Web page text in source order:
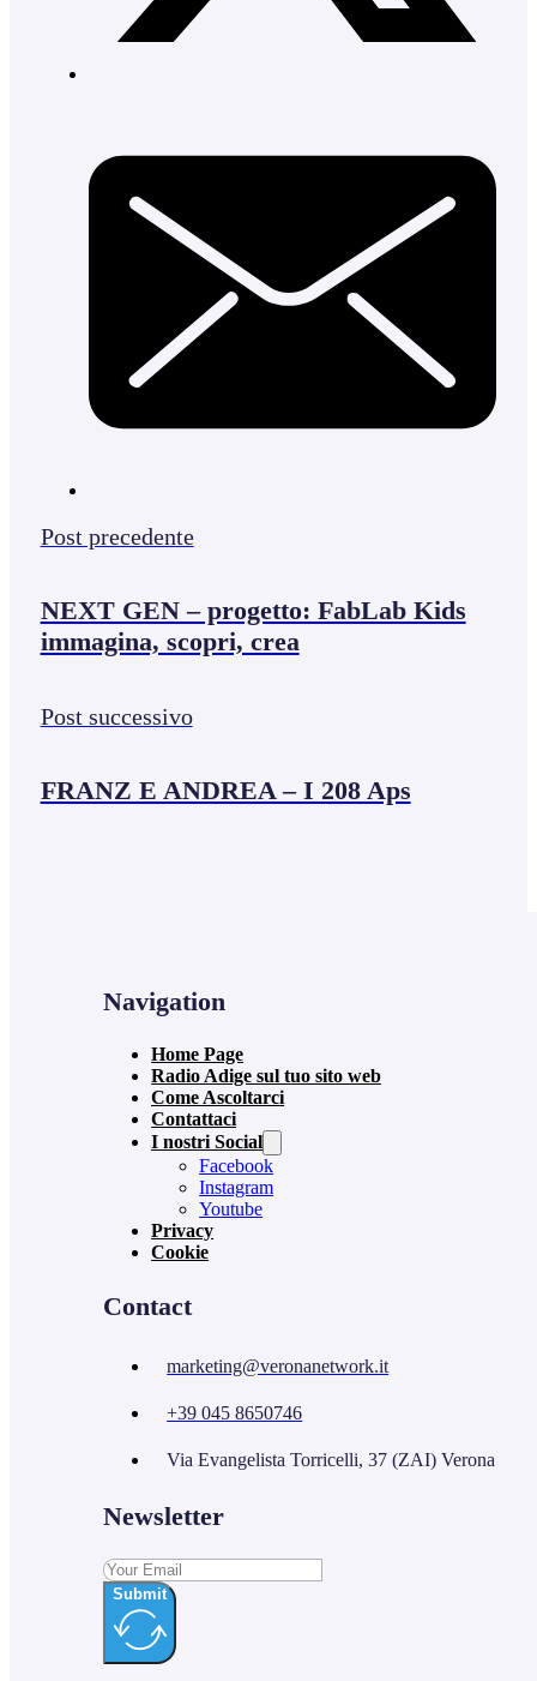
Post precedente
NEXT GEN – progetto: FabLab Kids
immagina, scopri, crea
Post successivo
FRANZ E ANDREA – I 208 Aps
Navigation
Home Page
Radio Adige sul tuo sito web
Come Ascoltarci
Contattaci
I nostri Social
Facebook
Instagram
Youtube
Privacy
Cookie
Contact
marketing@veronanetwork.it
+39 045 8650746
Via Evangelista Torricelli, 37 (ZAI) Verona
Newsletter
Submit